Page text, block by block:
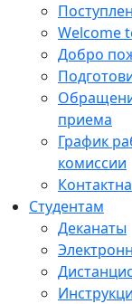
Welcome
Добро
приема
График
комиссии
Студентам
Деканаты